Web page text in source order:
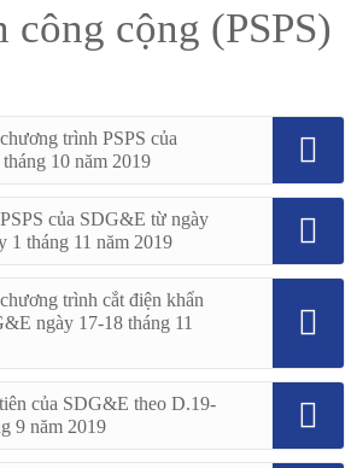
công cộng (PSPS)
trình PSPS của
10 năm 2019
của SDG&E từ ngày
1 tháng 11 năm 2019
trình cắt điện khẩn
ngày 17-18 tháng 11
của SDG&E theo D.19-
9 năm 2019